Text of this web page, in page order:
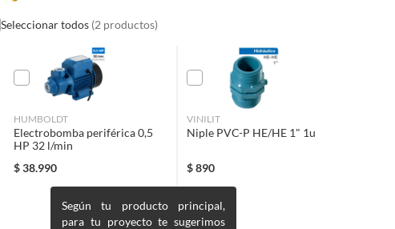
Seleccionar todos (2 productos)
HUMBOLDT
Electrobomba periférica 0,5
HP 32 l/min
$38.990
Según tu producto principal,
para tu proyecto te sugerimos
VINILIT
Niple PVC-P HE/HE 1" 1u
$890